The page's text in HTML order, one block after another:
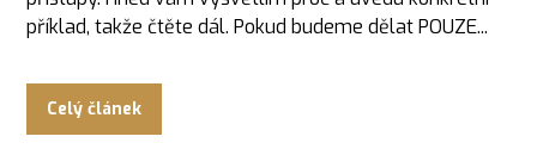
příklad, takže čtěte dál. Pokud budeme dělat POUZE...
Celý článek